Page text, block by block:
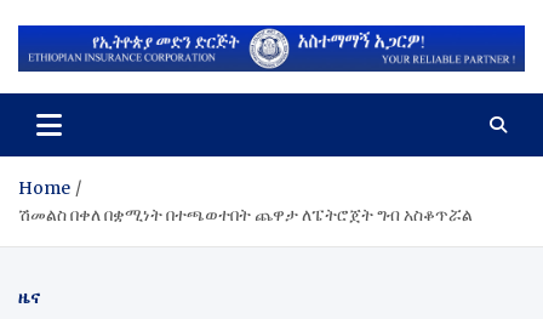
ሶከር ኢትዮጵያ
Home
ሽመልስ በቀለ በቋሚነት በተጫወተበት ጨዋታ ለፔትሮጀት ግብ አስቆጥሯል
ዜና